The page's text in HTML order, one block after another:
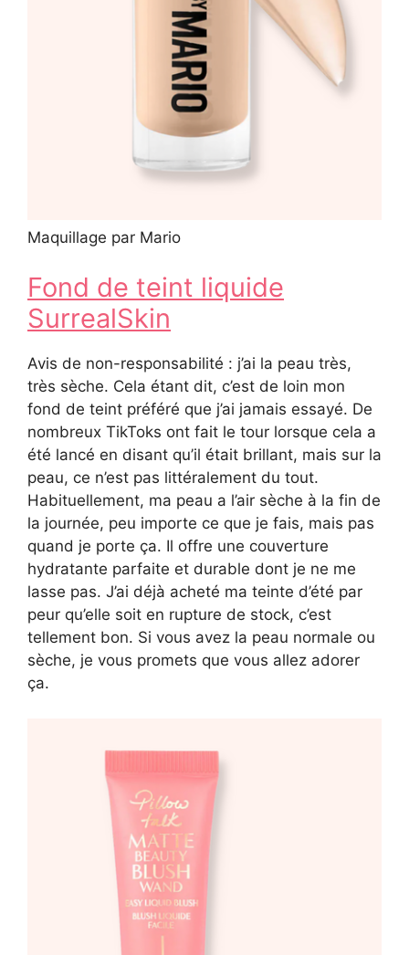
Maquillage par Mario
Fond de teint liquide
SurrealSkin
Avis de non-responsabilité : j’ai la peau très,
très sèche. Cela étant dit, c’est de loin mon
fond de teint préféré que j’ai jamais essayé. De
nombreux TikToks ont fait le tour lorsque cela a
été lancé en disant qu’il était brillant, mais sur la
peau, ce n’est pas littéralement du tout.
Habituellement, ma peau a l’air sèche à la fin de
la journée, peu importe ce que je fais, mais pas
quand je porte ça. Il offre une couverture
hydratante parfaite et durable dont je ne me
lasse pas. J’ai déjà acheté ma teinte d’été par
peur qu’elle soit en rupture de stock, c’est
tellement bon. Si vous avez la peau normale ou
sèche, je vous promets que vous allez adorer
ça.